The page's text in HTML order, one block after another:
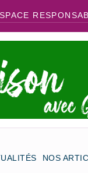
NOS